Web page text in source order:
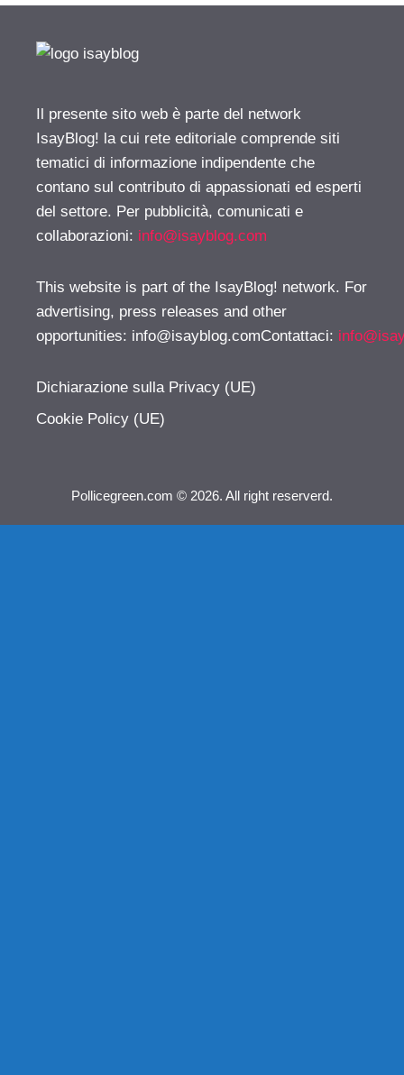
Il presente sito web è parte del network
IsayBlog! la cui rete editoriale comprende siti
tematici di informazione indipendente che
contano sul contributo di appassionati ed esperti
del settore. Per pubblicità, comunicati e
collaborazioni: info@isayblog.com
This website is part of the IsayBlog! network. For
advertising, press releases and other
opportunities: info@isayblog.comContattaci:
Dichiarazione sulla Privacy (UE)
Cookie Policy (UE)
Pollicegreen.com © 2026. All right reserverd.